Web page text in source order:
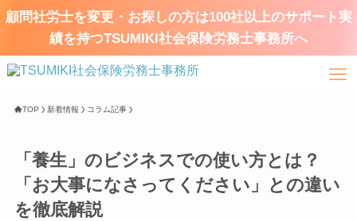
顧問社労士を変更・お探しの方は100社以上のサポート実
績を持つTSUMIKI社会保険労務士事務所へ
TOP 新着情報 コラム記事
「養生」のビジネスでの使い方とは？
「お大事になさってください」との違い
を徹底解説